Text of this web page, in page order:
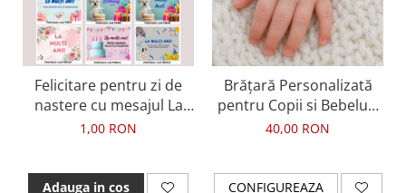
Felicitare pentru zi de
nastere cu mesajul La
multi ani, felicitare
1,00 RON
Adauga in cos
Brățară Personalizată
pentru Copii si Bebelusi
din Inox Waterproof, cu
40,00 RON
CONFIGUREAZA